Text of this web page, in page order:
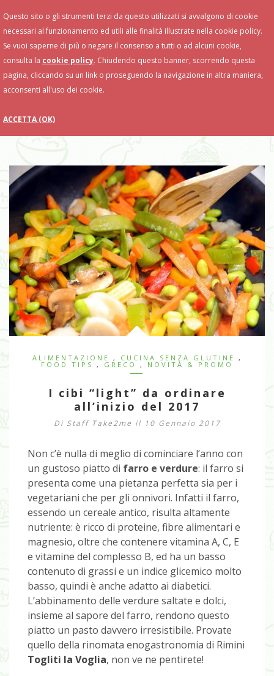
Toggle
Navigation
ALIMENTAZIONE , CUCINA SENZA GLUTINE ,
FOOD TIPS , GRECO , NOVITÀ & PROMO
I cibi “light” da ordinare
all’inizio del 2017
Di Staff Take2me il 10 Gennaio 2017
Non c’è nulla di meglio di cominciare l’anno con
un gustoso piatto di farro e verdure: il farro si
presenta come una pietanza perfetta sia per i
vegetariani che per gli onnivori. Infatti il farro,
essendo un cereale antico, risulta altamente
nutriente: è ricco di proteine, fibre alimentari e
magnesio, oltre che contenere vitamina A, C, E
e vitamine del complesso B, ed ha un basso
contenuto di grassi e un indice glicemico molto
basso, quindi è anche adatto ai diabetici.
L’abbinamento delle verdure saltate e dolci,
insieme al sapore del farro, rendono questo
piatto un pasto davvero irresistibile. Provate
quello della rinomata enogastronomia di Rimini
Togliti la Voglia, non ve ne pentirete!
Questo sito o gli strumenti terzi da questo utilizzati si avvalgono di cookie
necessari al funzionamento ed utili alle finalità illustrate nella cookie policy.
Se vuoi saperne di più o negare il consenso a tutti o ad alcuni cookie,
consulta la cookie policy. Chiudendo questo banner, scorrendo questa
pagina, cliccando su un link o proseguendo la navigazione in altra maniera,
acconsenti all'uso dei cookie.
ACCETTA (OK)